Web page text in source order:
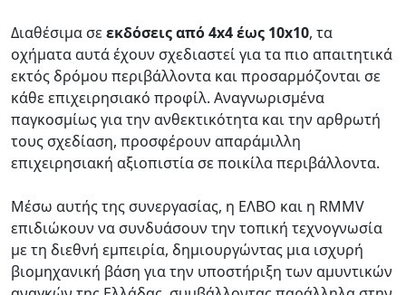
Διαθέσιμα σεεκδόσεις από 4x4 έως 10x10, τα
οχήματα αυτά έχουν σχεδιαστεί για τα πιο απαιτητικά
εκτός δρόμου περιβάλλοντα και προσαρμόζονται σε
κάθε επιχειρησιακό προφίλ. Αναγνωρισμένα
παγκοσμίως για την ανθεκτικότητα και την αρθρωτή
τους σχεδίαση, προσφέρουν απαράμιλλη
επιχειρησιακή αξιοπιστία σε ποικίλα περιβάλλοντα.
Μέσω αυτής της συνεργασίας, η ΕΛΒΟ και η RMMV
επιδιώκουν να συνδυάσουν την τοπική τεχνογνωσία
με τη διεθνή εμπειρία, δημιουργώντας μια ισχυρή
βιομηχανική βάση για την υποστήριξη των αμυντικών